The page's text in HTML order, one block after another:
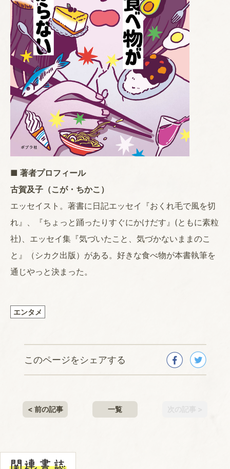
■ 著者プロフィール
古賀及子（こが・ちかこ）
エッセイスト。著書に日記エッセイ『おくれ毛で風を切
れ』、『ちょっと踊ったりすぐにかけだす』(ともに素粒
社)、エッセイ集『気づいたこと、気づかないままのこ
と』（シカク出版）がある。好きな食べ物が本書執筆を
通じやっと決まった。
エンタメ
このページをシェアする
< 前の記事 一覧